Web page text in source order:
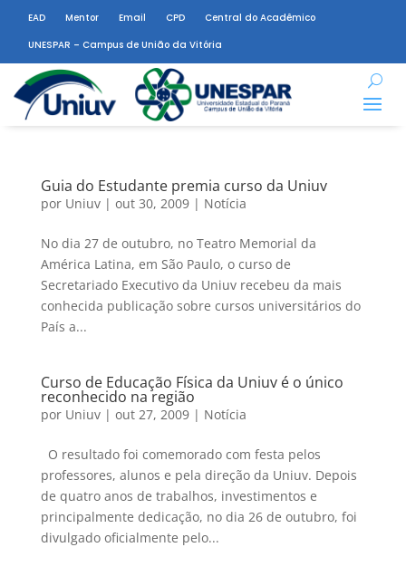
EAD Mentor Email CPD
Central do Acadêmico
UNESPAR – Campus de União da Vitória
Guia do Estudante premia curso da Uniuv
por Uniuv| out 30, 2009| Notícia
No dia 27 de outubro, no Teatro Memorial da
América Latina, em São Paulo, o curso de
Secretariado Executivo da Uniuv recebeu da mais
conhecida publicação sobre cursos universitários do
País a...
Curso de Educação Física da Uniuv é o único
reconhecido na região
por Uniuv| out 27, 2009| Notícia
O resultado foi comemorado com festa pelos
professores, alunos e pela direção da Uniuv. Depois
de quatro anos de trabalhos, investimentos e
principalmente dedicação, no dia 26 de outubro, foi
divulgado oficialmente pelo...